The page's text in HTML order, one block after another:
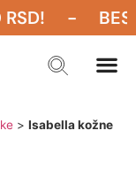
-
> Isabella kožne